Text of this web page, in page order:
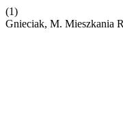
(1)
Gnieciak, M. Mieszkania